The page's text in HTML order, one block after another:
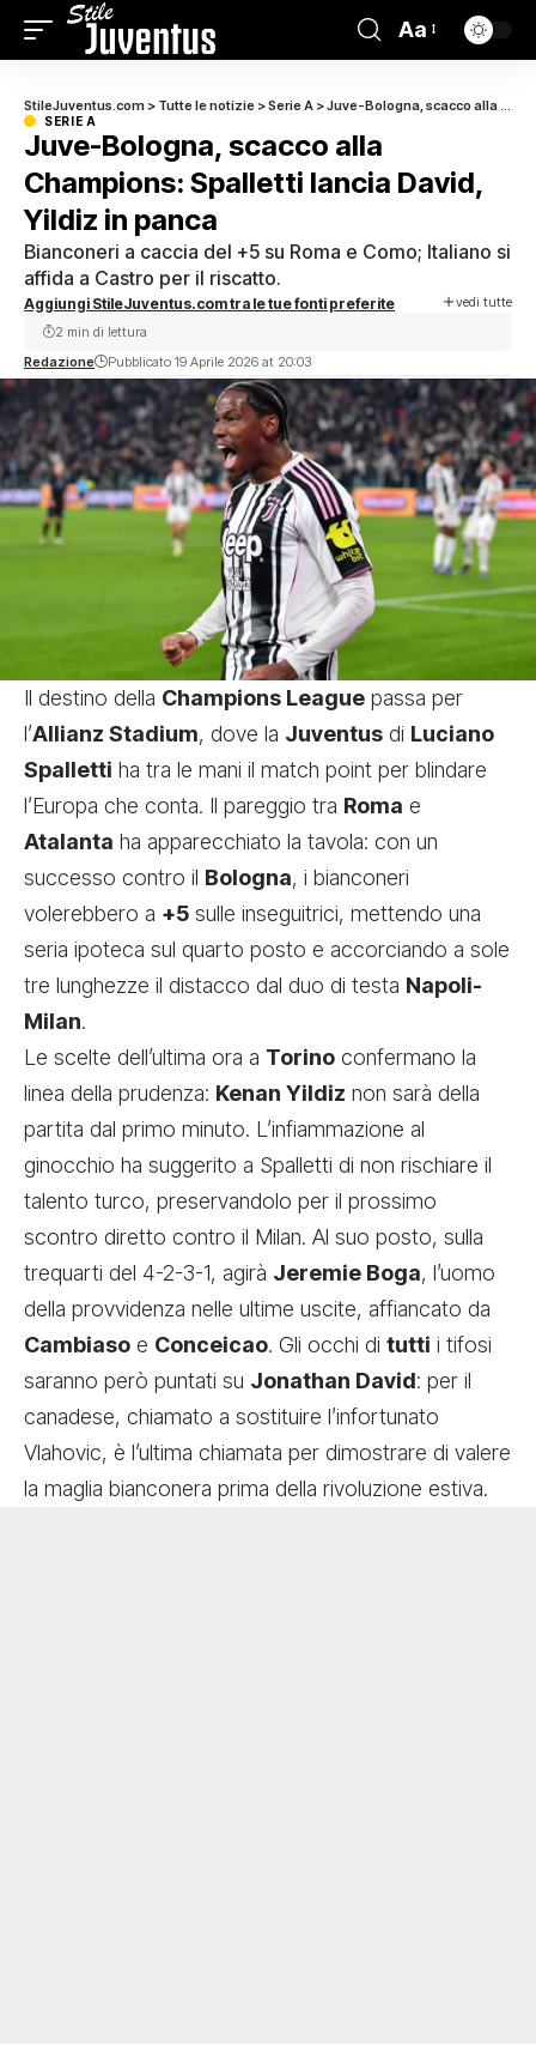
Aa
StileJuventus.com > Tutte le notizie >Serie A >Juve-Bologna, scacco alla Champions: Spalletti lancia David, Yildiz in panca
SERIE A
Juve-Bologna, scacco alla
Champions: Spalletti lancia David,
Yildiz in panca
Bianconeri a caccia del +5 su Roma e Como; Italiano si
affida a Castro per il riscatto.
Aggiungi StileJuventus.com tra le tue fonti preferite vedi tutte
Redazione Pubblicato 19 Aprile 2026 at 20:03
2 min di lettura
Il destino della Champions League passa per
l’Allianz Stadium, dove la Juventus di Luciano
Spalletti ha tra le mani il match point per blindare
l’Europa che conta. Il pareggio tra Roma e
Atalanta ha apparecchiato la tavola: con un
successo contro il Bologna, i bianconeri
volerebbero a +5 sulle inseguitrici, mettendo una
seria ipoteca sul quarto posto e accorciando a sole
tre lunghezze il distacco dal duo di testa Napoli-
Milan.
Le scelte dell’ultima ora a Torino confermano la
linea della prudenza: Kenan Yildiz non sarà della
partita dal primo minuto. L’infiammazione al
ginocchio ha suggerito a Spalletti di non rischiare il
talento turco, preservandolo per il prossimo
scontro diretto contro il Milan. Al suo posto, sulla
trequarti del 4-2-3-1, agirà Jeremie Boga, l’uomo
della provvidenza nelle ultime uscite, affiancato da
Cambiaso e Conceicao. Gli occhi di tutti i tifosi
saranno però puntati su Jonathan David: per il
canadese, chiamato a sostituire l’infortunato
Vlahovic, è l’ultima chiamata per dimostrare di valere
la maglia bianconera prima della rivoluzione estiva.